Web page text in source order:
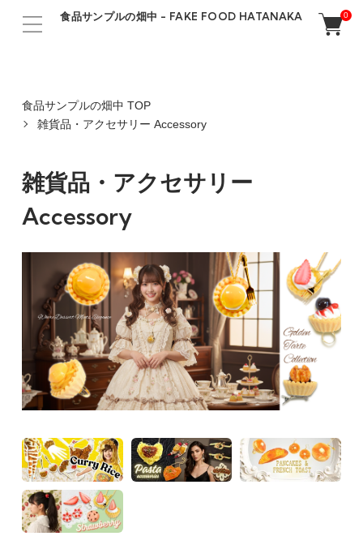
食品サンプルの畑中 - FAKE FOOD HATANAKA 0
食品サンプルの畑中 TOP
雑貨品・アクセサリー Accessory
雑貨品・アクセサリー
Accessory